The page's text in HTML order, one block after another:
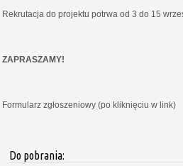
Rekrutacja do projektu potrwa od 3 do 15
ZAPRASZAMY!
Formularz zgłoszeniowy (po kliknięciu w link)
Do pobrania: